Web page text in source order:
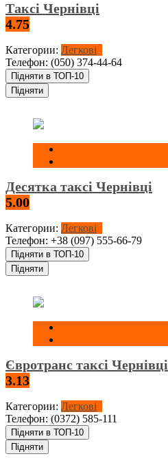
Таксі Чернівці
4.75
Категории: Легкові
Телефон: (050) 374-44-64
Підняти в ТОП-10
Підняти
Десятка таксі Чернівці
5.00
Категории: Легкові
Телефон: +38 (097) 555-66-79
Підняти в ТОП-10
Підняти
Євротранс таксі Чернівці
3.13
Категории: Легкові
Телефон: (0372) 585-111
Підняти в ТОП-10
Підняти